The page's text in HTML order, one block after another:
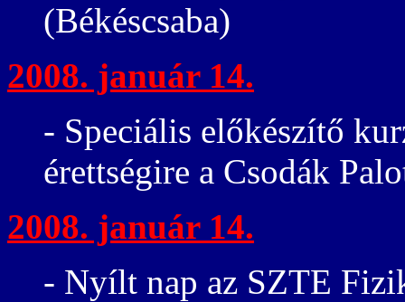
(Békéscsaba)
2008. január 14.
- Speciális előkészítő
érettségire a Csodák
2008. január 14.
- Nyílt nap az SZTE